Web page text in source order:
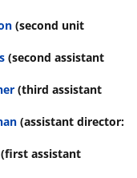
(second unit
(second assistant
(third assistant
(assistant director:
(first assistant